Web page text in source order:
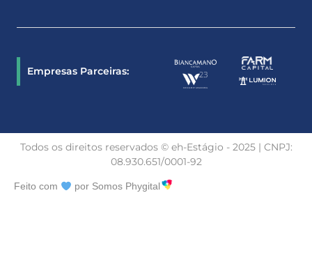
Empresas Parceiras:
Todos os direitos reservados © eh-Estágio - 2025 | CNPJ:
08.930.651/0001-92
Feito com por Somos Phygital